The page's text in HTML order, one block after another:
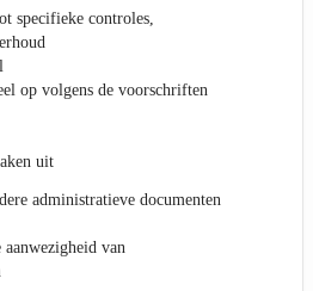
specifieke controles,
op volgens de voorschriften
uit
administratieve documenten
van